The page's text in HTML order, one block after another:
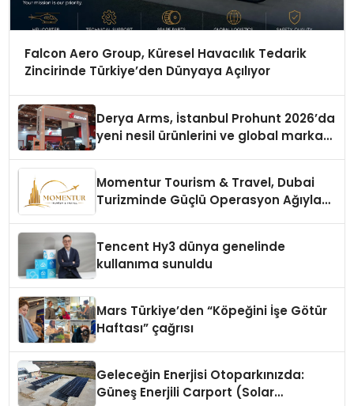
Falcon Aero Group, Küresel Havacılık Tedarik
Zincirinde Türkiye’den Dünyaya Açılıyor
Derya Arms, İstanbul Prohunt 2026’da
yeni nesil ürünlerini ve global marka
Momentur Tourism & Travel, Dubai
Turizminde Güçlü Operasyon Ağıyla
Tencent Hy3 dünya genelinde
kullanıma sunuldu
Mars Türkiye’den “Köpeğini İşe Götür
Haftası” çağrısı
Geleceğin Enerjisi Otoparkınızda:
Güneş Enerjili Carport (Solar